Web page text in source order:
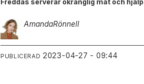
Freddas serverar okrånglig mat och
AmandaRönnell
PUBLICERAD 2023-04-27 - 09:44